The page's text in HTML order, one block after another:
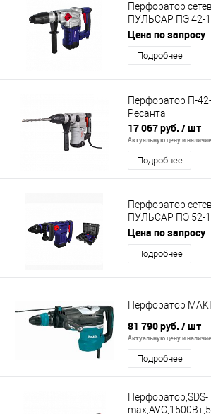
Перфоратор
ПУЛЬСАР ПЭ 42-
7.2кг)
Цена по запросу
Подробнее
Перфоратор П-
Ресанта
17 067 руб. / шт
Актуальную цену и
Подробнее
Перфоратор
ПУЛЬСАР ПЭ 52-
12кг)
Цена по запросу
Подробнее
Перфоратор
81 790 руб. / шт
Актуальную цену и
Подробнее
Перфоратор,SDS-